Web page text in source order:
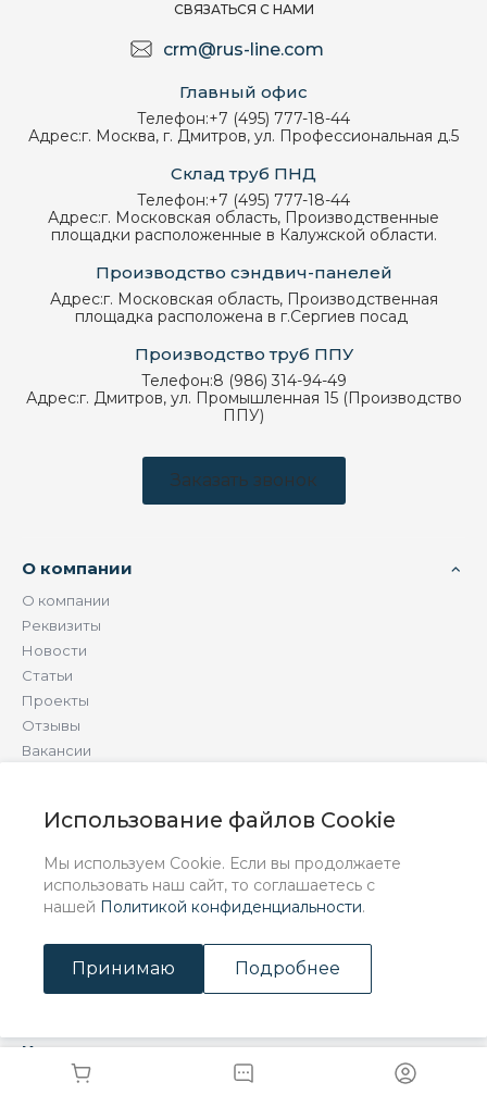
Использование файлов Cookie
Мы используем Cookie. Если вы продолжаете
использовать наш сайт, то соглашаетесь с
нашей Политикой конфиденциальности.
Принимаю Подробнее
СВЯЗАТЬСЯ С НАМИ
crm@rus-line.com
Главный офис
Телефон:+7 (495) 777-18-44
Адрес:г. Москва, г. Дмитров, ул. Профессиональная д.5
Склад труб ПНД
Телефон:+7 (495) 777-18-44
Адрес:г. Московская область, Производственные
площадки расположенные в Калужской области.
Производство сэндвич-панелей
Адрес:г. Московская область, Производственная
площадка расположена в г.Сергиев посад
Производство труб ППУ
Телефон:8 (986) 314-94-49
Адрес:г. Дмитров, ул. Промышленная 15 (Производство
ППУ)
Заказать звонок
О компании
О компании
Реквизиты
Новости
Статьи
Проекты
Отзывы
Вакансии
Сертификаты
Производители
Производство
Контакты